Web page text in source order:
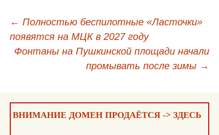
Навигация
← Полностью беспилотные «Ласточки»
появятся на МЦК в 2027 году
Фонтаны на Пушкинской площади начали
промывать после зимы →
ВНИМАНИЕ ДОМЕН ПРОДАЁТСЯ -> ЗДЕСЬ